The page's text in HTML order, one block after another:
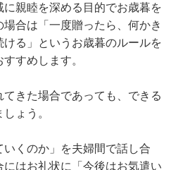
親睦を深める目的でお歳暮を
合は「一度贈ったら、何かき
る」というお歳暮のルールを
すめします。
きた場合であっても、できる
ょう。
いくのか」を夫婦間で話し合
はお礼状に「今後はお気遣い